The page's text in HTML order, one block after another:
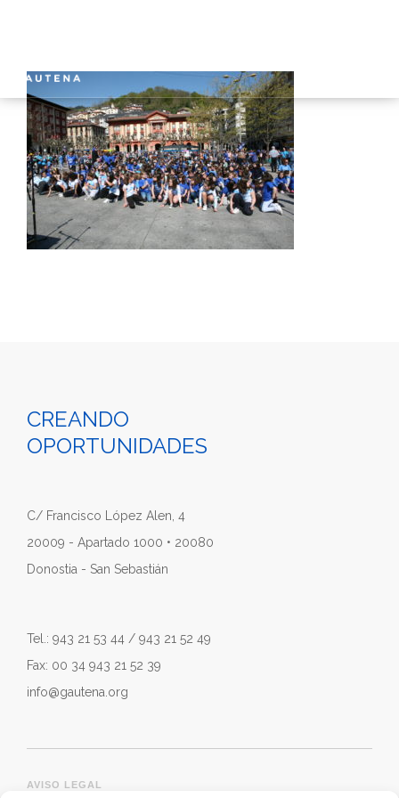
INICIO
GAUTENA
AUTISMO
COMUNICACIÓN
SERVICIOS
CREANDO
OPORTUNIDADES
C/ Francisco López Alen, 4
20009 - Apartado 1000 • 20080
Donostia - San Sebastián
Tel.: 943 21 53 44 / 943 21 52 49
Fax: 00 34 943 21 52 39
info@gautena.org
AVISO LEGAL